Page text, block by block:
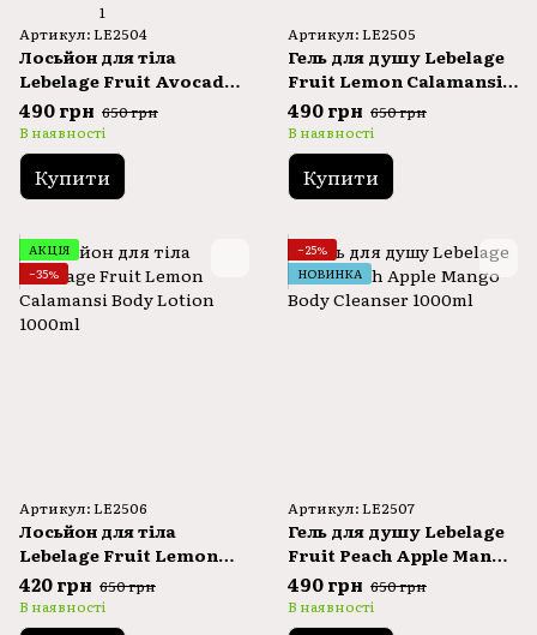
1
Артикул: LE2504
Лосьйон для тіла
Lebelage Fruit Avocado
Olive Body Lotion
1000ml
490 грн 650 грн
В наявності
Купити
Артикул: LE2505
Гель для душу Lebelage
Fruit Lemon Calamansi
Body Cleanser 1000ml
490 грн 650 грн
В наявності
Купити
АКЦІЯ
−35%
Артикул: LE2506
Лосьйон для тіла
Lebelage Fruit Lemon
Calamansi Body Lotion
1000ml
420 грн 650 грн
В наявності
−25%
НОВИНКА
Артикул: LE2507
Гель для душу Lebelage
Fruit Peach Apple Mango
Body Cleanser 1000ml
490 грн 650 грн
В наявності